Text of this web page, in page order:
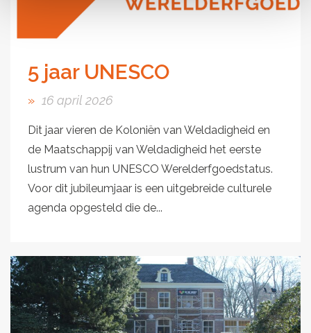
5 jaar UNESCO
16 april 2026
Dit jaar vieren de Koloniën van Weldadigheid en
de Maatschappij van Weldadigheid het eerste
lustrum van hun UNESCO Werelderfgoedstatus.
Voor dit jubileumjaar is een uitgebreide culturele
agenda opgesteld die de...